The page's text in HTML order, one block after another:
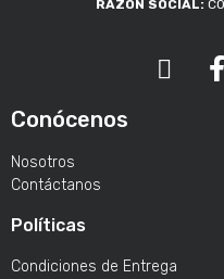
RAZÓN SOCIAL:
Conócenos
Nosotros
Contáctanos
Políticas
Condiciones de Entrega